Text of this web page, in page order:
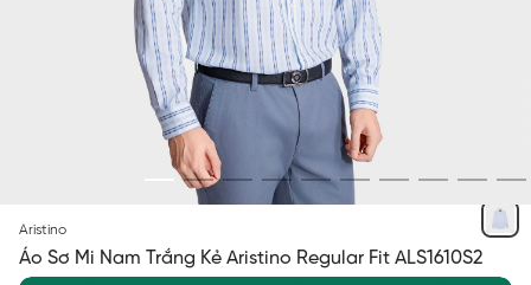
Aristino
Áo Sơ Mi Nam Trắng Kẻ Aristino Regular Fit ALS1610S2